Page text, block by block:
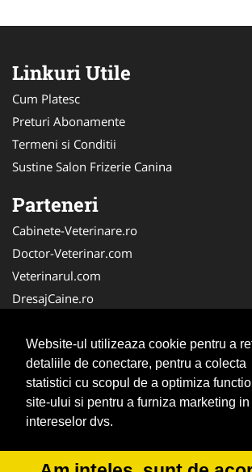
Website-ul utilizeaza cookie pentru a
detaliile de conectare, pentru a colecta
statistici cu scopul de a optimiza
site-ului si pentru a furniza marketing in
intereselor dvs.
Linkuri Utile
Cum Platesc
Preturi Abonamente
Termeni si Conditii
Sustine Salon Frizerie Canina
Parteneri
Cabinete-Veterinare.ro
Doctor-Veterinar.com
Veterinarul.com
DresajCaine.ro
NonStopDeschis.ro
Dresaj-Caine.ro
Clinica-Privata.ro
Veterinar-Romania.ro